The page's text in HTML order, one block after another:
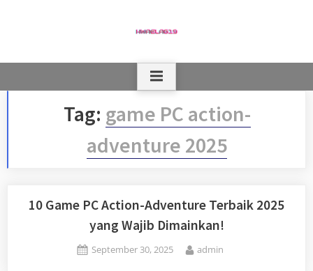
Tag: game PC action-
adventure 2025
10 Game PC Action-Adventure Terbaik 2025
yang Wajib Dimainkan!
Posted
September 30, 2025 By
admin